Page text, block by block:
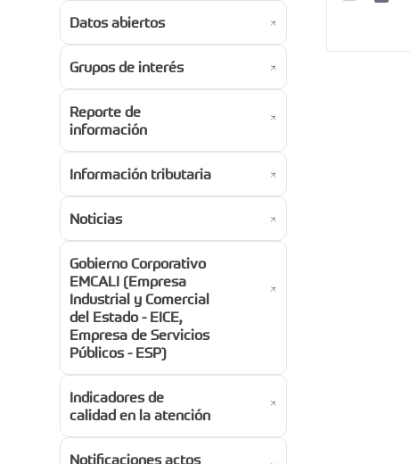
Datos abiertos
Grupos de interés
Reporte de
información
Información tributaria
Noticias
Gobierno Corporativo
EMCALI (Empresa
Industrial y Comercial
del Estado - EICE,
Empresa de Servicios
Públicos - ESP)
Indicadores de
calidad en la atención
Notificaciones actos